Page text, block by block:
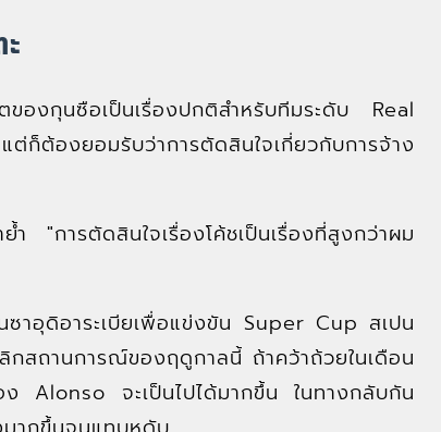
องกุนซือเป็นเรื่องปกติสำหรับทีมระดับ Real
ต้องยอมรับว่าการตัดสินใจเกี่ยวกับการจ้าง
ำ "การตัดสินใจเรื่องโค้ชเป็นเรื่องที่สูงกว่าผม
าอุดิอาระเบียเพื่อแข่งขัน Super Cup สเปน
สถานการณ์ของฤดูกาลนี้ ถ้าคว้าถ้วยในเดือน
ง Alonso จะเป็นไปได้มากขึ้น ในทางกลับกัน